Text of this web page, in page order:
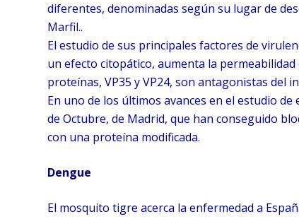
diferentes, denominadas según su lugar de
Marfil..
El estudio de sus principales factores de
un efecto citopático, aumenta la
proteínas, VP35 y VP24, son antagonistas
En uno de los últimos avances en el estudio
de Octubre, de Madrid, que han conseguido
con una proteína modificada.
Dengue
El mosquito tigre acerca la enfermedad a